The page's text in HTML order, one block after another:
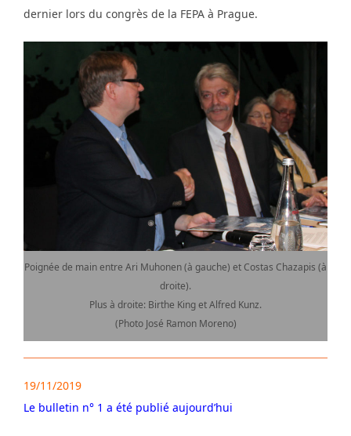
dernier lors du congrès de la FEPA à Prague.
Poignée de main entre Ari Muhonen (à gauche) et Costas Chazapis (à
droite).
Plus à droite: Birthe King et Alfred Kunz.
(Photo José Ramon Moreno)
19/11/2019
Le bulletin n° 1 a été publié aujourd’hui